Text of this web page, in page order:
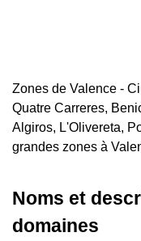
Zones de Valence -
Quatre Carreres,
Algiros, L'Olivereta,
grandes zones à
Noms et
domaines